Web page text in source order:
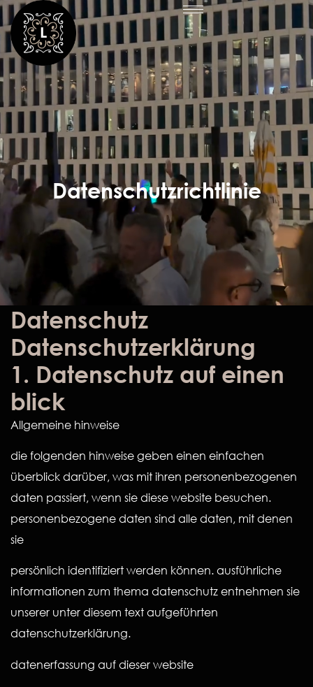
Datenschutzrichtlinie
Datenschutz
Datenschutzerklärung
1. Datenschutz auf einen
blick
Allgemeine hinweise
die folgenden hinweise geben einen einfachen
überblick darüber, was mit ihren personenbezogenen
daten passiert, wenn sie diese website besuchen.
personenbezogene daten sind alle daten, mit denen
sie
persönlich identifiziert werden können. ausführliche
informationen zum thema datenschutz entnehmen sie
unserer unter diesem text aufgeführten
datenschutzerklärung.
datenerfassung auf dieser website